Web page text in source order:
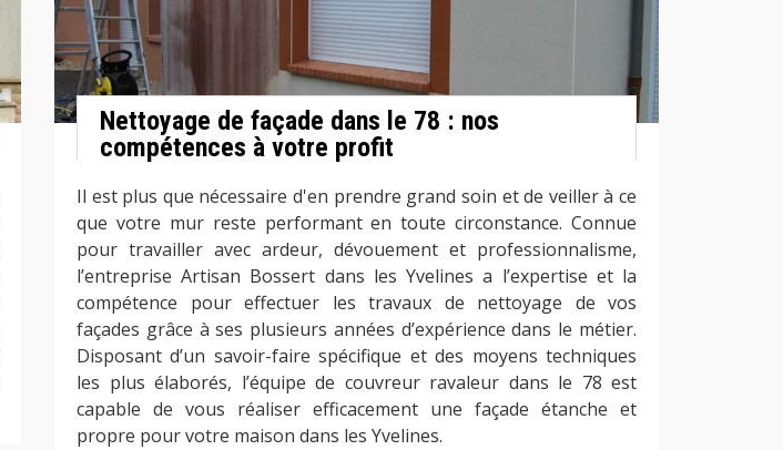
Nettoyage de façade dans le 78 : nos
compétences à votre profit
Il est plus que nécessaire d'en prendre grand soin et de veiller à ce
que votre mur reste performant en toute circonstance. Connue
pour travailler avec ardeur, dévouement et professionnalisme,
l’entreprise Artisan Bossert dans les Yvelines a l’expertise et la
compétence pour effectuer les travaux de nettoyage de vos
façades grâce à ses plusieurs années d’expérience dans le métier.
Disposant d’un savoir-faire spécifique et des moyens techniques
les plus élaborés, l’équipe de couvreur ravaleur dans le 78 est
capable de vous réaliser efficacement une façade étanche et
propre pour votre maison dans les Yvelines.